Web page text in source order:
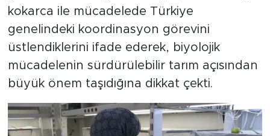
kokarca ile mücadelede Türkiye
genelindeki koordinasyon görevini
üstlendiklerini ifade ederek, biyolojik
mücadelenin sürdürülebilir tarım açısından
büyük önem taşıdığına dikkat çekti.